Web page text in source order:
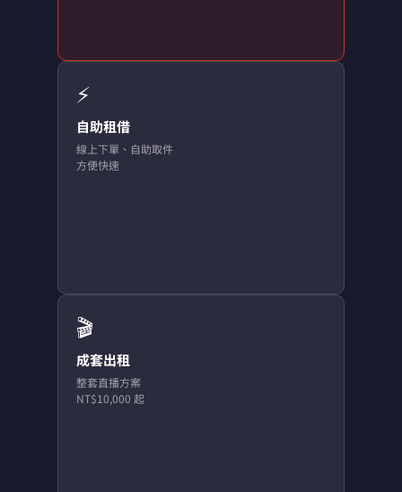
⚡
自助租借
線上下單、自助取件
方便快速
🎬
成套出租
整套直播方案
NT$10,000 起